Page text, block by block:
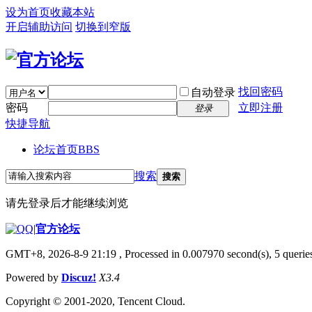
设为首页收藏本站
开启辅助访问 切换到窄版
自动登录 找回密码
密码
登录
立即注册
快捷导航
论坛首页BBS
搜索 搜索
请先登录后才能继续浏览
|官方论坛
GMT+8, 2026-8-9 21:19 , Processed in 0.007970 second(s), 5
Powered by Discuz! X3.4
Copyright © 2001-2020, Tencent Cloud.